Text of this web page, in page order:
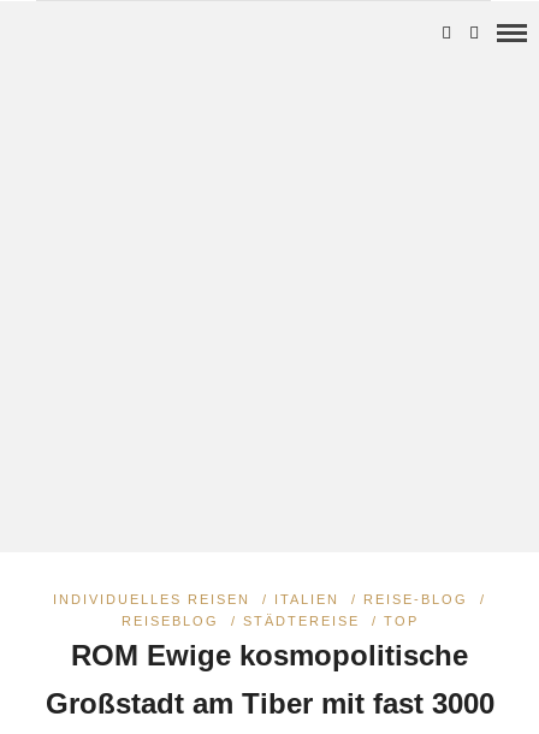
INDIVIDUELLES REISEN / ITALIEN / REISE-BLOG
/
REISEBLOG
/ STÄDTEREISE / TOP
ROM Ewige kosmopolitische
Großstadt am Tiber mit fast 3000